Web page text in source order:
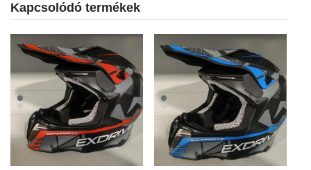
Kapcsolódó termékek